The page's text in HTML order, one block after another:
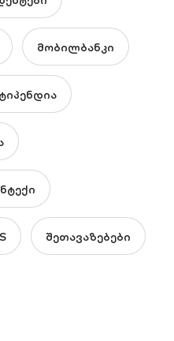
მობილბანკი
შეთავაზებები